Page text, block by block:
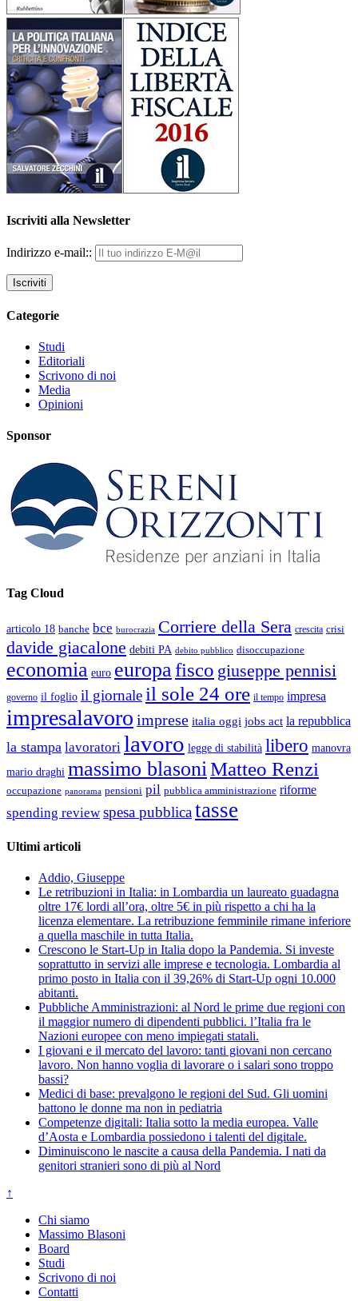
Iscriviti alla Newsletter
Indirizzo e-mail::
Categorie
Studi
Editoriali
Scrivono di noi
Media
Opinioni
Sponsor
Tag Cloud
articolo 18 banche bce burocrazia Corriere della Sera crescita crisi
davide giacalone debiti PA debito pubblico disoccupazione
economia euro europafisco giuseppe pennisi
governo il foglio il giornale il sole 24 ore il tempo impresa
impresalavoro imprese italia oggi jobs act la repubblica
la stampa lavoratori lavoro legge di stabilità libero manovra
mario draghi massimo blasoniMatteo Renzi
occupazione panorama pensioni pil pubblica amministrazione riforme
spending review spesa pubblicatasse
Ultimi articoli
Addio, Giuseppe
Le retribuzioni in Italia: in Lombardia un laureato guadagna
oltre 17€ lordi all’ora, oltre 5€ in più rispetto a chi ha la
licenza elementare. La retribuzione femminile rimane inferiore
a quella maschile in tutta Italia.
Crescono le Start-Up in Italia dopo la Pandemia. Si investe
soprattutto in servizi alle imprese e tecnologia. Lombardia al
primo posto in Italia con il 39,26% di Start-Up ogni 10.000
abitanti.
Pubbliche Amministrazioni: al Nord le prime due regioni con
il maggior numero di dipendenti pubblici. l’Italia fra le
Nazioni europee con meno impiegati statali.
I giovani e il mercato del lavoro: tanti giovani non cercano
lavoro. Non hanno voglia di lavorare o i salari sono troppo
bassi?
Medici di base: prevalgono le regioni del Sud. Gli uomini
battono le donne ma non in pediatria
Competenze digitali: Italia sotto la media europea. Valle
d’Aosta e Lombardia possiedono i talenti del digitale.
Diminuiscono le nascite a causa della Pandemia. I nati da
genitori stranieri sono di più al Nord
↑
Chi siamo
Massimo Blasoni
Board
Studi
Scrivono di noi
Contatti